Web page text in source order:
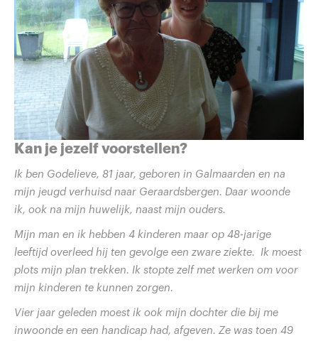
Kan je jezelf voorstellen?
Ik ben Godelieve, 81 jaar, geboren in Galmaarden en na
mijn jeugd verhuisd naar Geraardsbergen. Daar woonde
ik, ook na mijn huwelijk, naast mijn ouders.
Mijn man en ik hebben 4 kinderen maar op 48-jarige
leeftijd overleed hij ten gevolge een zware ziekte. Ik moest
plots mijn plan trekken. Ik stopte zelf met werken om voor
mijn kinderen te kunnen zorgen.
Vier jaar geleden moest ik ook mijn dochter die bij me
inwoonde en een handicap had, afgeven. Ze was toen 49